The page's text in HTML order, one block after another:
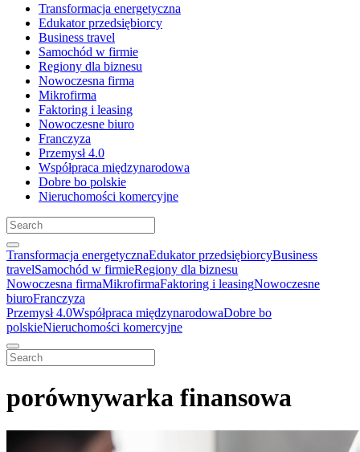
Transformacja energetyczna
Edukator przedsiębiorcy
Business travel
Samochód w firmie
Regiony dla biznesu
Nowoczesna firma
Mikrofirma
Faktoring i leasing
Nowoczesne biuro
Franczyza
Przemysł 4.0
Współpraca międzynarodowa
Dobre bo polskie
Nieruchomości komercyjne
Transformacja energetycznaEdukator przedsiębiorcyBusiness
travelSamochód w firmieRegiony dla biznesu
Nowoczesna firmaMikrofirmaFaktoring i leasingNowoczesne
biuroFranczyza
Przemysł 4.0Współpraca międzynarodowaDobre bo
polskieNieruchomości komercyjne
porównywarka finansowa